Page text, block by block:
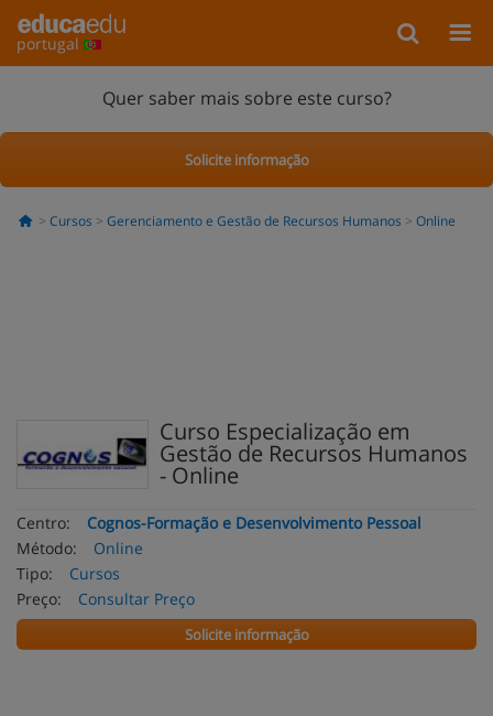
portugal
Quer saber mais sobre este curso?
Solicite informação
Cursos Gerenciamento e Gestão de Recursos Humanos Online
Curso Especialização em
Gestão de Recursos Humanos
- Online
Centro:
Cognos-Formação e Desenvolvimento Pessoal
Método:
Online
Tipo:
Cursos
Preço:
Consultar Preço
Solicite informação